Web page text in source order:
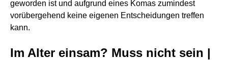
geworden ist und aufgrund eines Komas zumindest
vorübergehend keine eigenen Entscheidungen treffen
kann.
Im Alter einsam? Muss nicht sein |